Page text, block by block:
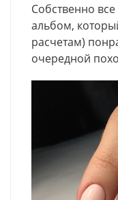
Собственно
альбом,
расчетам)
очередной